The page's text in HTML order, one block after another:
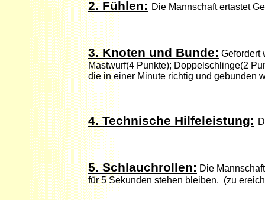
2. Fühlen: Die Mannschaft ertastet
3. Knoten und Bunde: Gefordert
Mastwurf(4 Punkte); Doppelschlinge(2
die in einer Minute richtig und gebunden
4. Technische Hilfeleistung:
5. Schlauchrollen: Die
für 5 Sekunden stehen bleiben. (zu